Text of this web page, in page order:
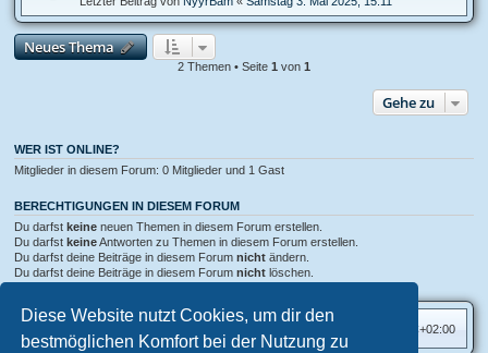
Diese Website nutzt Cookies, um dir den
bestmöglichen Komfort bei der Nutzung zu
Neues Thema
2 Themen • Seite 1 von 1
Gehe zu
WER IST ONLINE?
Mitglieder in diesem Forum: 0 Mitglieder und 1 Gast
BERECHTIGUNGEN IN DIESEM FORUM
Du darfst keine neuen Themen in diesem Forum erstellen.
Du darfst keineAntworten zu Themen in diesem Forum erstellen.
Du darfst deine Beiträge in diesem Forum nicht ändern.
Du darfst deine Beiträge in diesem Forum nicht löschen.
UTC+02:00